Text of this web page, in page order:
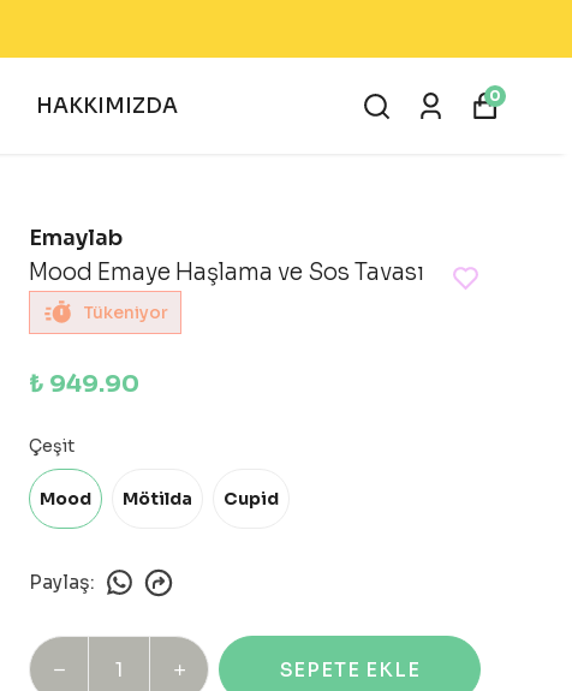
HAKKIMIZDA 0
Emaylab
Mood Emaye Haşlama ve Sos Tavası
Tükeniyor
₺ 949.90
Çeşit
Mood Mötilda Cupid
Paylaş:
SEPETE EKLE